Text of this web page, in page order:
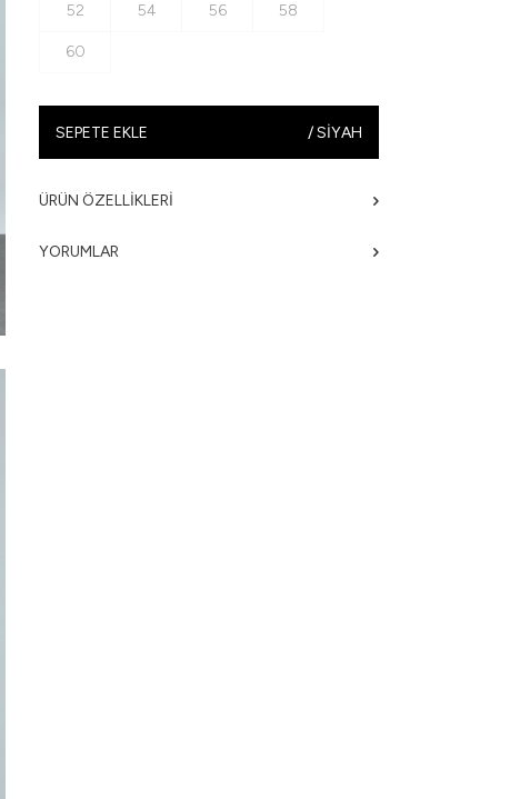
52 54 56 58
60
SEPETE EKLE /SIYAH
ÜRÜN ÖZELLIKLERI
YORUMLAR